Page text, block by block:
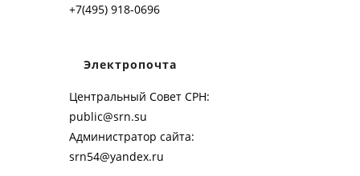
+7(495) 918-0696
Электропочта
Центральный Совет СРН:
public@srn.su
Администратор сайта:
srn54@yandex.ru